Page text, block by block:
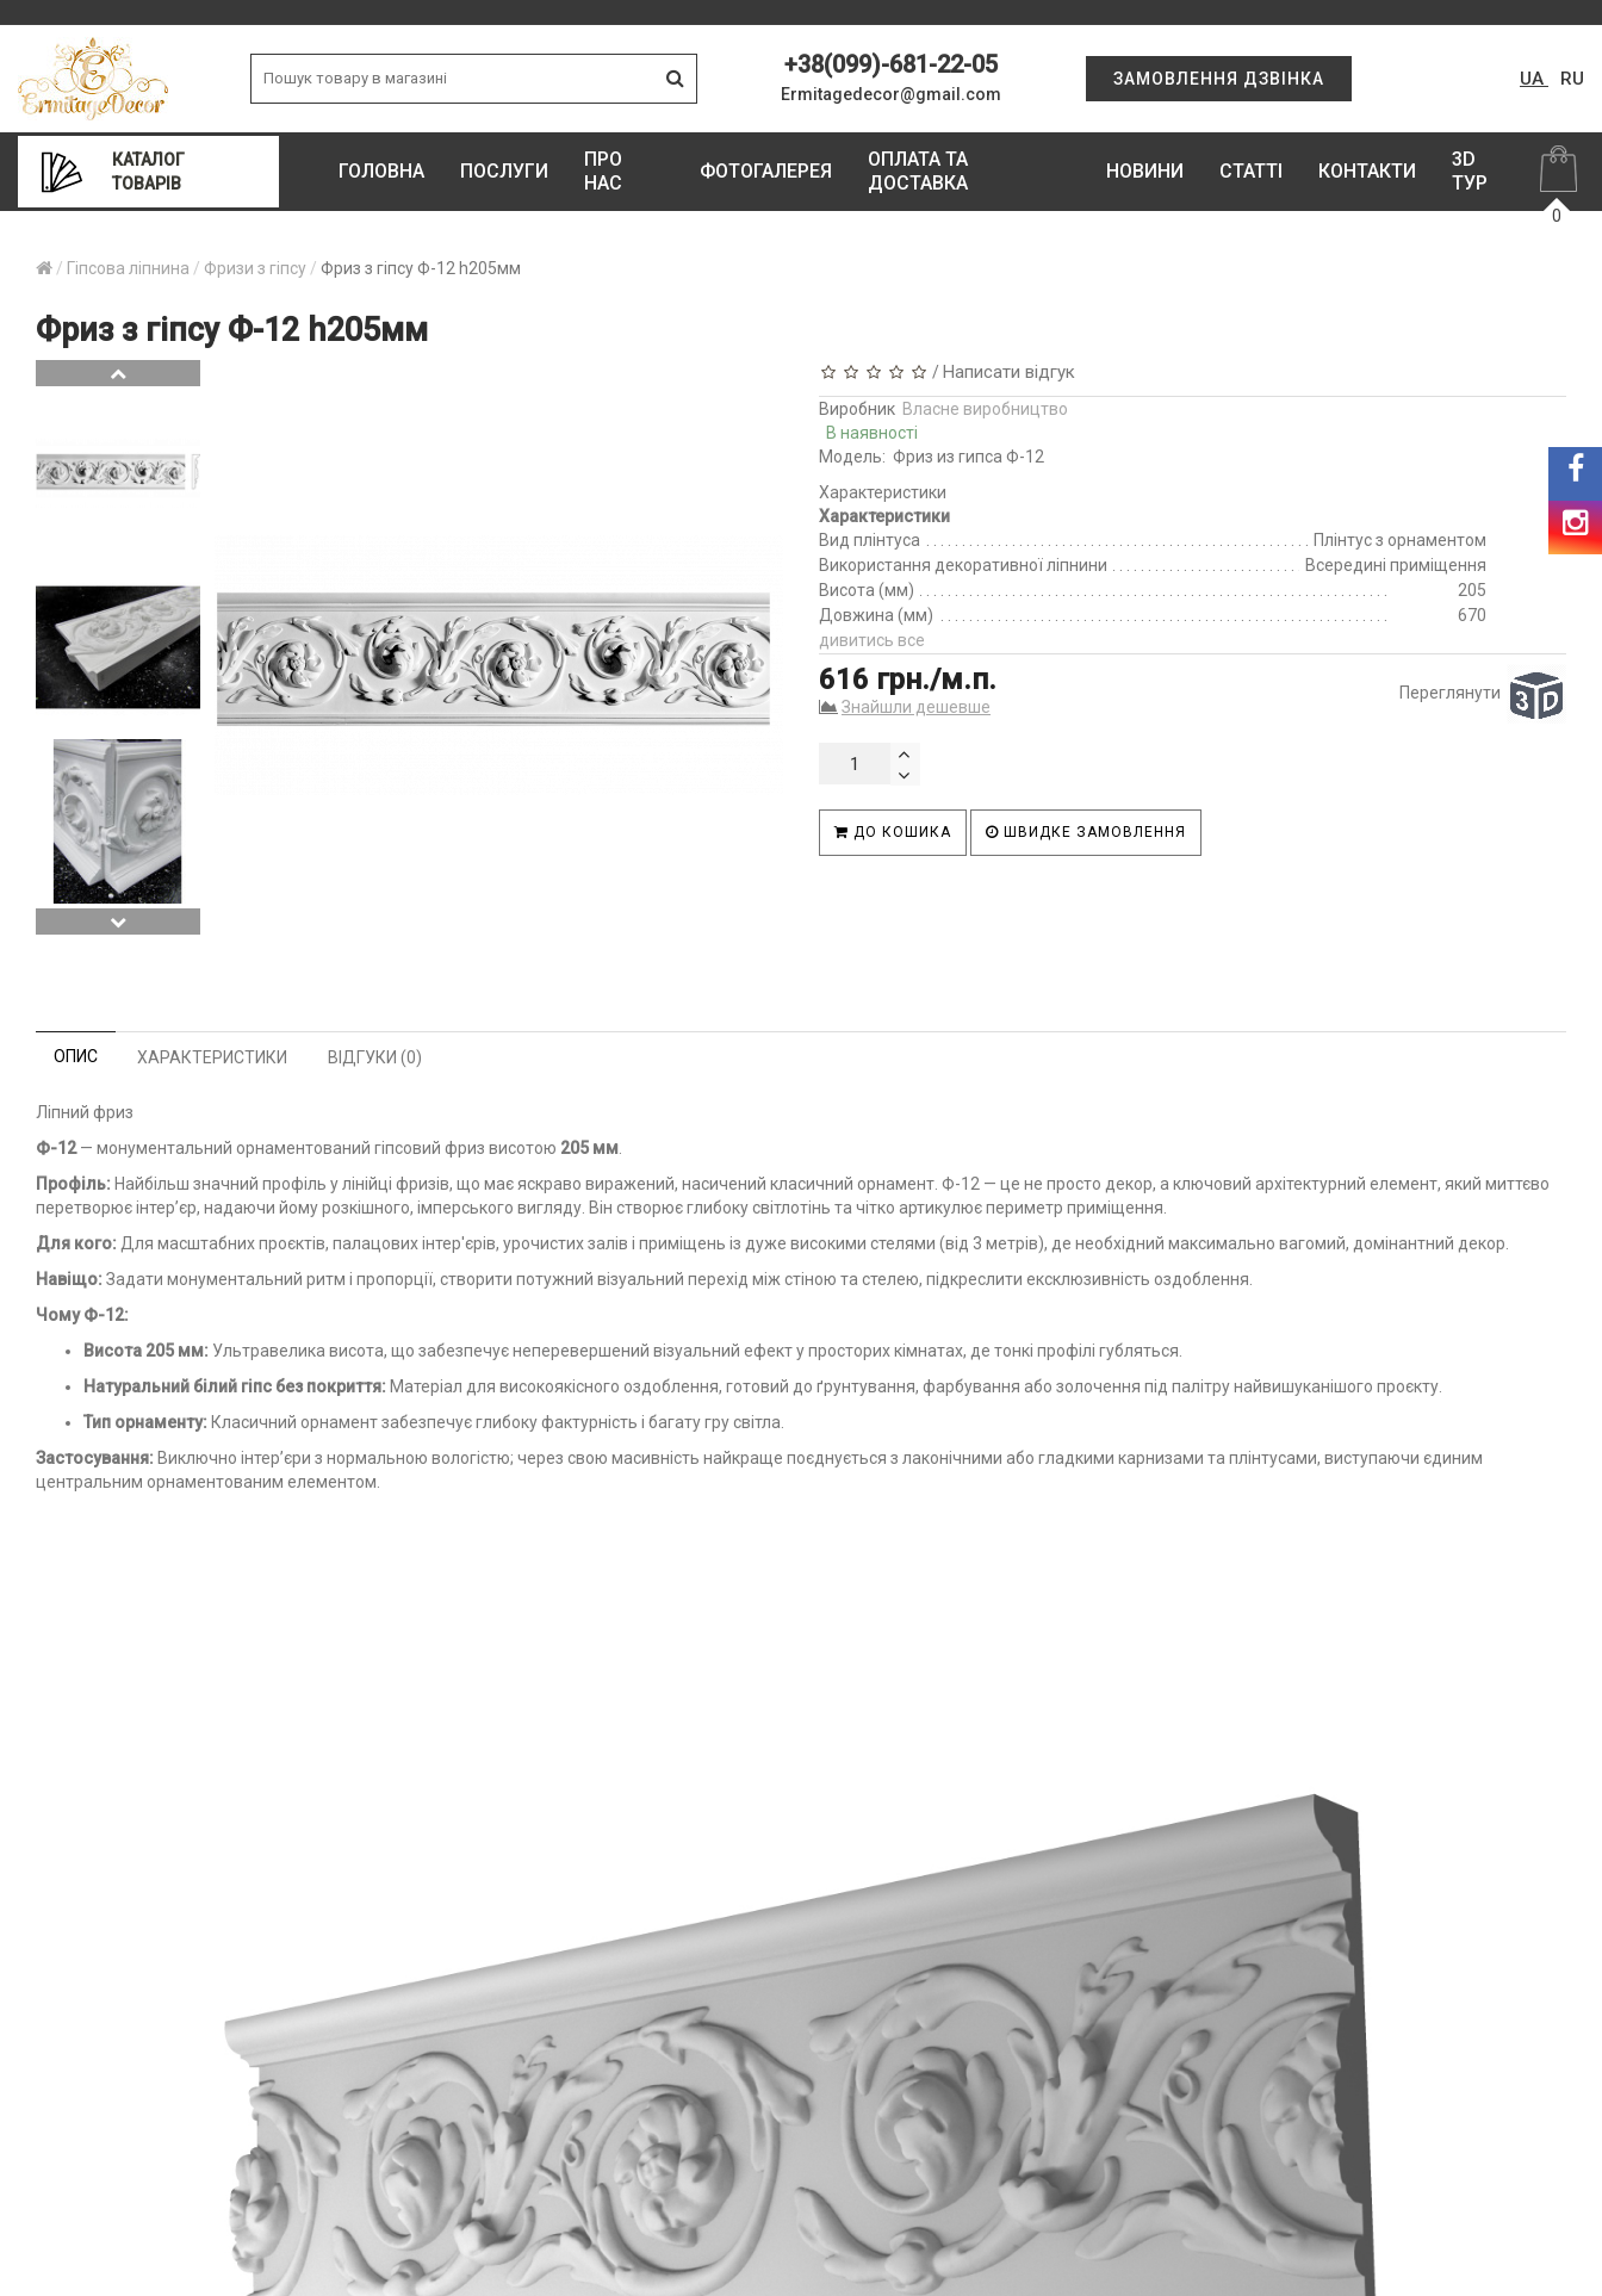
+38(099)-681-22-05
Ermitagedecor@gmail.com
ЗАМОВЛЕННЯ ДЗВІНКА UA RU
КАТАЛОГ
ТОВАРІВ
ГОЛОВНА ПОСЛУГИ
ПРО
НАС
ФОТОГАЛЕРЕЯ
ОПЛАТА ТА
ДОСТАВКА
НОВИНИ СТАТТІ КОНТАКТИ
3D
ТУР
0
Гіпсова ліпнина Фризи з гіпсу Фриз з гіпсу Ф-12 h205мм
Фриз з гіпсу Ф-12 h205мм
/Написати відгук
Виробник Власне виробництво
В наявності
Модель: Фриз из гипса Ф-12
Характеристики
Характеристики
Вид плінтуса
Плінтус з орнаментом
Використання декоративної ліпнини
Всередині приміщення
Висота (мм)
205
Довжина (мм)
670
дивитись все
616 грн./м.п.
Знайшли дешевше
Переглянути
ДО КОШИКА ШВИДКЕ ЗАМОВЛЕННЯ
ОПИС ХАРАКТЕРИСТИКИ ВІДГУКИ (0)
Лiпний фриз
Ф-12— монументальний орнаментований гіпсовий фриз висотою 205 мм
Профіль: Найбільш значний профіль у лінійці фризів, що має яскраво виражений, насичений класичний орнамент. Ф-12 — це не просто декор, а ключовий архітектурний елемент, який миттєво
перетворює інтер’єр, надаючи йому розкішного, імперського вигляду. Він створює глибоку світлотінь та чітко артикулює периметр приміщення.
Для кого: Для масштабних проєктів, палацових інтер'єрів, урочистих залів і приміщень із дуже високими стелями (від 3 метрів), де необхідний максимально вагомий, домінантний декор.
Навіщо: Задати монументальний ритм і пропорції, створити потужний візуальний перехід між стіною та стелею, підкреслити ексклюзивність оздоблення.
Чому Ф-12:
Висота 205 мм: Ультравелика висота, що забезпечує неперевершений візуальний ефект у просторих кімнатах, де тонкі профілі губляться.
Натуральний білий гіпс без покриття: Матеріал для високоякісного оздоблення, готовий до ґрунтування, фарбування або золочення під палітру найвишуканішого проєкту.
Тип орнаменту: Класичний орнамент забезпечує глибоку фактурність і багату гру світла.
Застосування: Виключно інтер’єри з нормальною вологістю; через свою масивність найкраще поєднується з лаконічними або гладкими карнизами та плінтусами, виступаючи єдиним
центральним орнаментованим елементом.